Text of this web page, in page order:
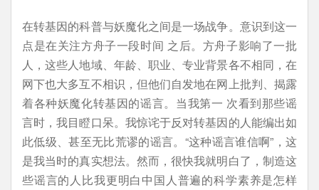
在转基因的科普与妖魔化之间是一场战争。意识到这一
点是在关注方舟子一段时间 之后。方舟子影响了一批
人，这些人地域、年龄、职业、专业背景各不相同，在
网下也大多互不相识，但他们自发地在网上批判、揭露
着各种妖魔化转基因的谣言。当我第一 次看到那些谣
言时，我目瞪口呆。我惊诧于反对转基因的人能编出如
此低级、甚至无比荒谬的谣言。“这种谣言谁信啊”，这
是我当时的真实想法。然而，很快我就明白了，制造这
些谣言的人比我更明白中国人普遍的科学素养是怎样